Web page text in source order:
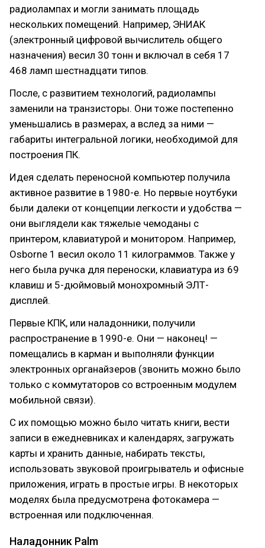
радиолампах и могли занимать площадь
нескольких помещений. Например, ЭНИАК
(электронный цифровой вычислитель общего
назначения) весил 30 тонн и включал в себя 17
468 ламп шестнадцати типов.
После, с развитием технологий, радиолампы
заменили на транзисторы. Они тоже постепенно
уменьшались в размерах, а вслед за ними —
габариты интегральной логики, необходимой для
построения ПК.
Идея сделать переносной компьютер получила
активное развитие в 1980-е. Но первые ноутбуки
были далеки от концепции легкости и удобства —
они выглядели как тяжелые чемоданы с
принтером, клавиатурой и монитором. Например,
Osborne 1 весил около 11 килограммов. Также у
него была ручка для переноски, клавиатура из 69
клавиш и 5-дюймовый монохромный ЭЛТ-
дисплей.
Первые КПК, или наладонники, получили
распространение в 1990-е. Они — наконец! —
помещались в карман и выполняли функции
электронных органайзеров (звонить можно было
только с коммутаторов со встроенным модулем
мобильной связи).
С их помощью можно было читать книги, вести
записи в ежедневниках и календарях, загружать
карты и хранить данные, набирать тексты,
использовать звуковой проигрыватель и офисные
приложения, играть в простые игры. В некоторых
моделях была предусмотрена фотокамера —
встроенная или подключенная.
Наладонник Palm